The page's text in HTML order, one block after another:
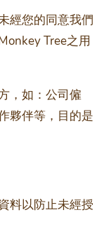
經您的同意我們
Tree之用
，如：公司僱
夥伴等，目的是
料以防止未經授